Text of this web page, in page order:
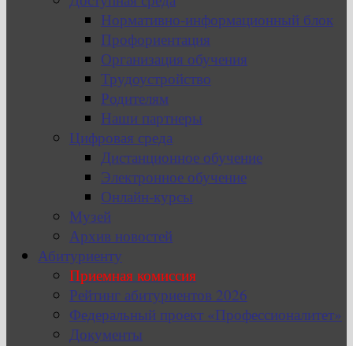
Нормативно-информационный блок
Профориентация
Организация обучения
Трудоустройство
Родителям
Наши партнеры
Цифровая среда
Дистанционное обучение
Электронное обучение
Онлайн-курсы
Музей
Архив новостей
Абитуриенту
Приемная комиссия
Рейтинг абитуриентов 2026
Федеральный проект «Профессионалитет»
Документы